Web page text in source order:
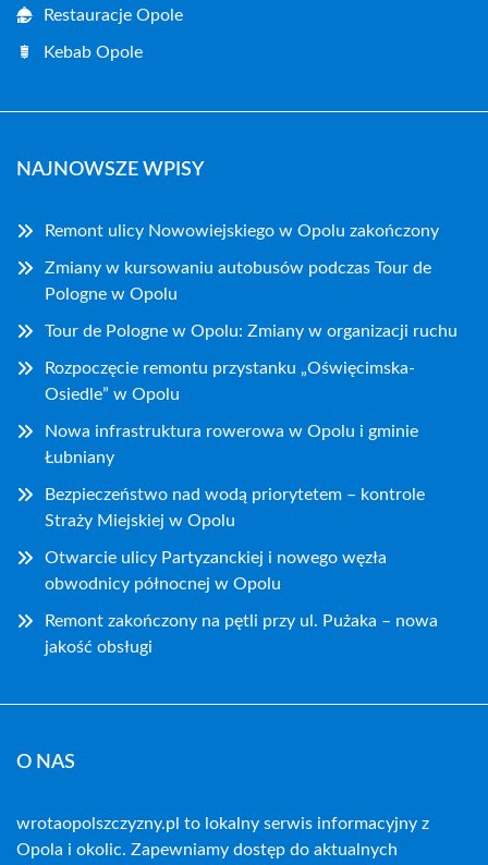
Restauracje Opole
Kebab Opole
NAJNOWSZE WPISY
Remont ulicy Nowowiejskiego w Opolu zakończony
Zmiany w kursowaniu autobusów podczas Tour de
Pologne w Opolu
Tour de Pologne w Opolu: Zmiany w organizacji ruchu
Rozpoczęcie remontu przystanku „Oświęcimska-
Osiedle” w Opolu
Nowa infrastruktura rowerowa w Opolu i gminie
Łubniany
Bezpieczeństwo nad wodą priorytetem – kontrole
Straży Miejskiej w Opolu
Otwarcie ulicy Partyzanckiej i nowego węzła
obwodnicy północnej w Opolu
Remont zakończony na pętli przy ul. Pużaka – nowa
jakość obsługi
O NAS
wrotaopolszczyzny.pl to lokalny serwis informacyjny z
Opola i okolic. Zapewniamy dostęp do aktualnych